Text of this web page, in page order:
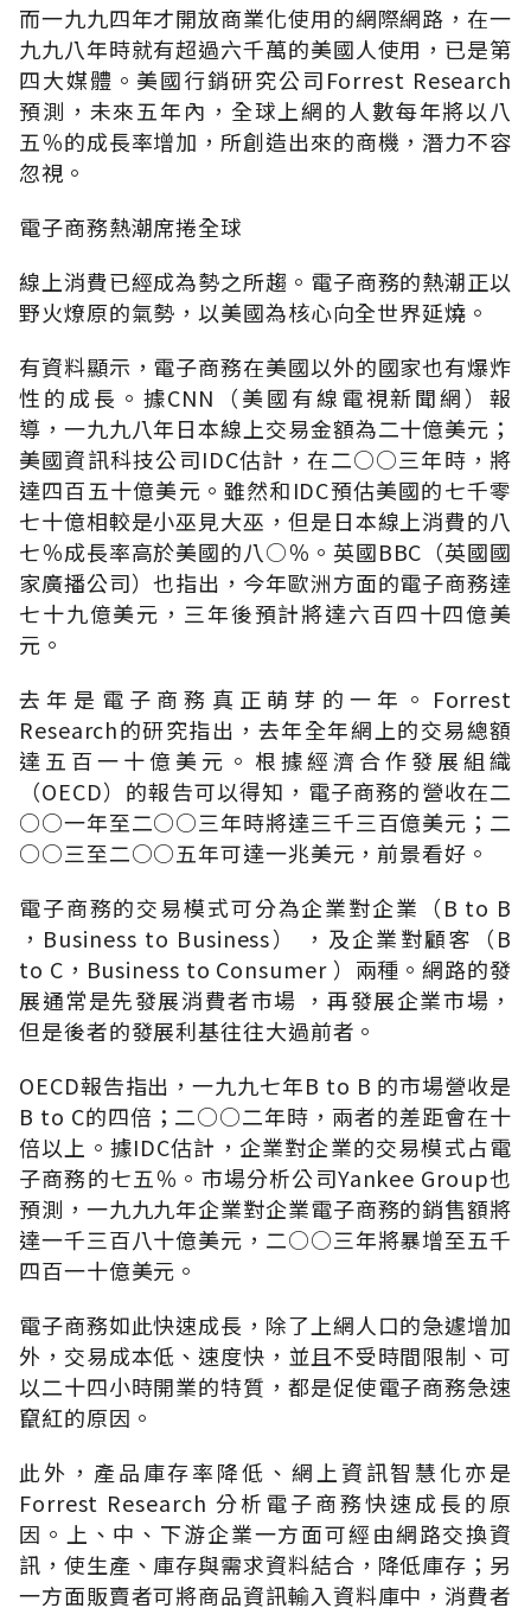
而一九九四年才開放商業化使用的網際網路，在一
九九八年時就有超過六千萬的美國人使用，已是第
四大媒體。美國行銷研究公司Forrest Research
預測，未來五年內，全球上網的人數每年將以八
五％的成長率增加，所創造出來的商機，潛力不容
忽視。
電子商務熱潮席捲全球
線上消費已經成為勢之所趨。電子商務的熱潮正以
野火燎原的氣勢，以美國為核心向全世界延燒。
有資料顯示，電子商務在美國以外的國家也有爆炸
性的成長。據CNN（美國有線電視新聞網）報
導，一九九八年日本線上交易金額為二十億美元；
美國資訊科技公司IDC估計，在二○○三年時，將
達四百五十億美元。雖然和IDC預估美國的七千零
七十億相較是小巫見大巫，但是日本線上消費的八
七％成長率高於美國的八○％。英國BBC（英國國
家廣播公司）也指出，今年歐洲方面的電子商務達
七十九億美元，三年後預計將達六百四十四億美
元。
去年是電子商務真正萌芽的一年。Forrest
Research的研究指出，去年全年網上的交易總額
達五百一十億美元。根據經濟合作發展組織
（OECD）的報告可以得知，電子商務的營收在二
○○一年至二○○三年時將達三千三百億美元；二
○○三至二○○五年可達一兆美元，前景看好。
電子商務的交易模式可分為企業對企業（B to B
，Business to Business） ，及企業對顧客（B
to C，Business to Consumer ）兩種。網路的發
展通常是先發展消費者市場 ，再發展企業市場，
但是後者的發展利基往往大過前者。
OECD報告指出，一九九七年B to B 的市場營收是
B to C的四倍；二○○二年時，兩者的差距會在十
倍以上。據IDC估計，企業對企業的交易模式占電
子商務的七五％。市場分析公司Yankee Group也
預測，一九九九年企業對企業電子商務的銷售額將
達一千三百八十億美元，二○○三年將暴增至五千
四百一十億美元。
電子商務如此快速成長，除了上網人口的急遽增加
外，交易成本低、速度快，並且不受時間限制、可
以二十四小時開業的特質，都是促使電子商務急速
竄紅的原因。
此外，產品庫存率降低、網上資訊智慧化亦是
Forrest Research 分析電子商務快速成長的原
因。上、中、下游企業一方面可經由網路交換資
訊，使生產、庫存與需求資料結合，降低庫存；另
一方面販賣者可將商品資訊輸入資料庫中，消費者